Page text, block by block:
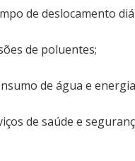
de deslocamento
de poluentes;
de água e
de saúde e